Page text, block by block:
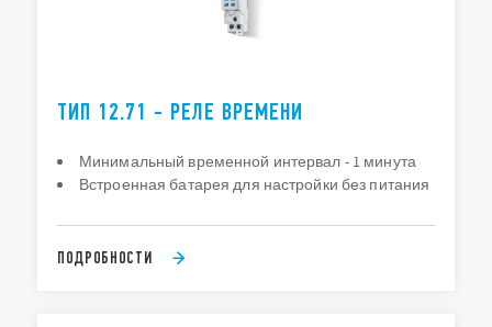
ТИП 12.71 - РЕЛЕ ВРЕМЕНИ
Минимальный временной интервал - 1 минута
Встроенная батарея для настройки без питания
ПОДРОБНОСТИ